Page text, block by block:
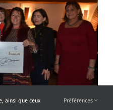
ainsi que ceux Préférences